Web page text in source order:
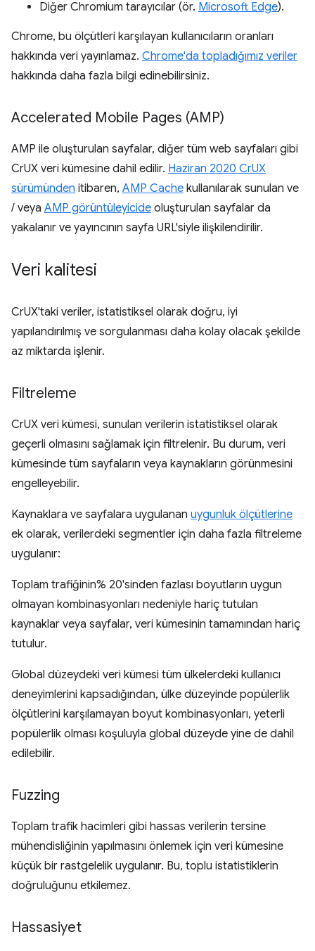
Diğer Chromium tarayıcılar (ör. Microsoft Edge).
Chrome, bu ölçütleri karşılayan kullanıcıların oranları
hakkında veri yayınlamaz. Chrome'da topladığımız veriler
hakkında daha fazla bilgi edinebilirsiniz.
Accelerated Mobile Pages (AMP)
AMP ile oluşturulan sayfalar, diğer tüm web sayfaları gibi
CrUX veri kümesine dahil edilir. Haziran 2020 CrUX
sürümünden itibaren, AMP Cache kullanılarak sunulan ve
/ veya AMP görüntüleyicide oluşturulan sayfalar da
yakalanır ve yayıncının sayfa URL'siyle ilişkilendirilir.
Veri kalitesi
CrUX'taki veriler, istatistiksel olarak doğru, iyi
yapılandırılmış ve sorgulanması daha kolay olacak şekilde
az miktarda işlenir.
Filtreleme
CrUX veri kümesi, sunulan verilerin istatistiksel olarak
geçerli olmasını sağlamak için filtrelenir. Bu durum, veri
kümesinde tüm sayfaların veya kaynakların görünmesini
engelleyebilir.
Kaynaklara ve sayfalara uygulanan uygunluk ölçütlerine
ek olarak, verilerdeki segmentler için daha fazla filtreleme
uygulanır:
Toplam trafiğinin% 20'sinden fazlası boyutların uygun
olmayan kombinasyonları nedeniyle hariç tutulan
kaynaklar veya sayfalar, veri kümesinin tamamından hariç
tutulur.
Global düzeydeki veri kümesi tüm ülkelerdeki kullanıcı
deneyimlerini kapsadığından, ülke düzeyinde popülerlik
ölçütlerini karşılamayan boyut kombinasyonları, yeterli
popülerlik olması koşuluyla global düzeyde yine de dahil
edilebilir.
Fuzzing
Toplam trafik hacimleri gibi hassas verilerin tersine
mühendisliğinin yapılmasını önlemek için veri kümesine
küçük bir rastgelelik uygulanır. Bu, toplu istatistiklerin
doğruluğunu etkilemez.
Hassasiyet